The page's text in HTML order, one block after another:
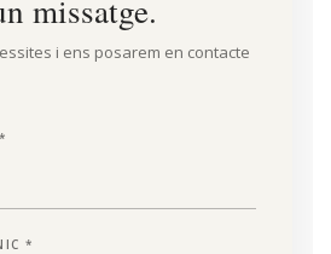
missatge.
i ens posarem en contacte
*